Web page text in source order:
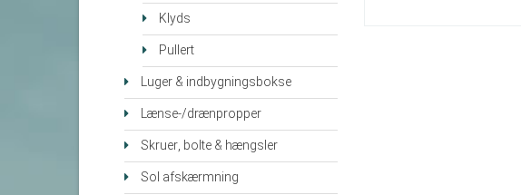
Klyds
Pullert
Luger & indbygningsbokse
Lænse-/drænpropper
Skruer, bolte & hængsler
Sol afskærmning